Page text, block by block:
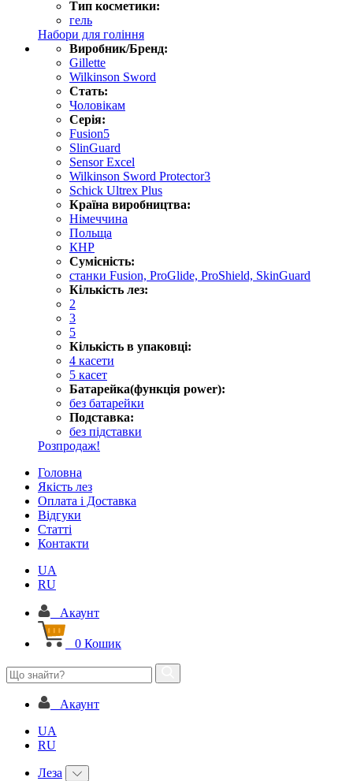
Тип косметики:
гель
Набори для гоління
Виробник/Бренд:
Gillette
Wilkinson Sword
Стать:
Чоловікам
Серія:
Fusion5
SlinGuard
Sensor Excel
Wilkinson Sword Protector3
Schick Ultrex Plus
Країна виробництва:
Німеччина
Польща
КНР
Сумісність:
станки Fusion, ProGlide, ProShield, SkinGuard
Кількість лез:
2
3
5
Кількість в упаковці:
4 касети
5 касет
Батарейка(функція power):
без батарейки
Подставка:
без підставки
Розпродаж!
Головна
Якість лез
Оплата і Доставка
Відгуки
Статті
Контакти
UA
RU
Акаунт
0 Кошик
Акаунт
UA
RU
Леза